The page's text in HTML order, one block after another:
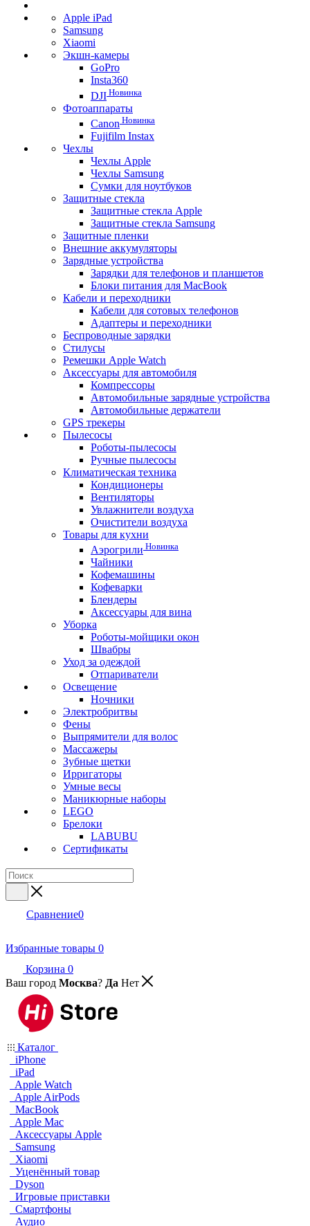
Apple iPad
Samsung
Xiaomi
Экшн-камеры
GoPro
Insta360
DJI Новинка
Фотоаппараты
Canon Новинка
Fujifilm Instax
Чехлы
Чехлы Apple
Чехлы Samsung
Сумки для ноутбуков
Защитные стекла
Защитные стекла Apple
Защитные стекла Samsung
Защитные пленки
Внешние аккумуляторы
Зарядные устройства
Зарядки для телефонов и планшетов
Блоки питания для MacBook
Кабели и переходники
Кабели для сотовых телефонов
Адаптеры и переходники
Беспроводные зарядки
Стилусы
Ремешки Apple Watch
Аксессуары для автомобиля
Компрессоры
Автомобильные зарядные устройства
Автомобильные держатели
GPS трекеры
Пылесосы
Роботы-пылесосы
Ручные пылесосы
Климатическая техника
Кондиционеры
Вентиляторы
Увлажнители воздуха
Очистители воздуха
Товары для кухни
Аэрогрили Новинка
Чайники
Кофемашины
Кофеварки
Блендеры
Аксессуары для вина
Уборка
Роботы-мойщики окон
Швабры
Уход за одеждой
Отпариватели
Освещение
Ночники
Электробритвы
Фены
Выпрямители для волос
Массажеры
Зубные щетки
Ирригаторы
Умные весы
Маникюрные наборы
LEGO
Брелоки
LABUBU
Сертификаты
Сравнение0
Избранные товары 0
Корзина 0
Ваш город Москва? Да Нет
Каталог
iPhone
iPad
Apple Watch
Apple AirPods
MacBook
Apple Mac
Аксессуары Apple
Samsung
Xiaomi
Уценённый товар
Dyson
Игровые приставки
Смартфоны
Аудио